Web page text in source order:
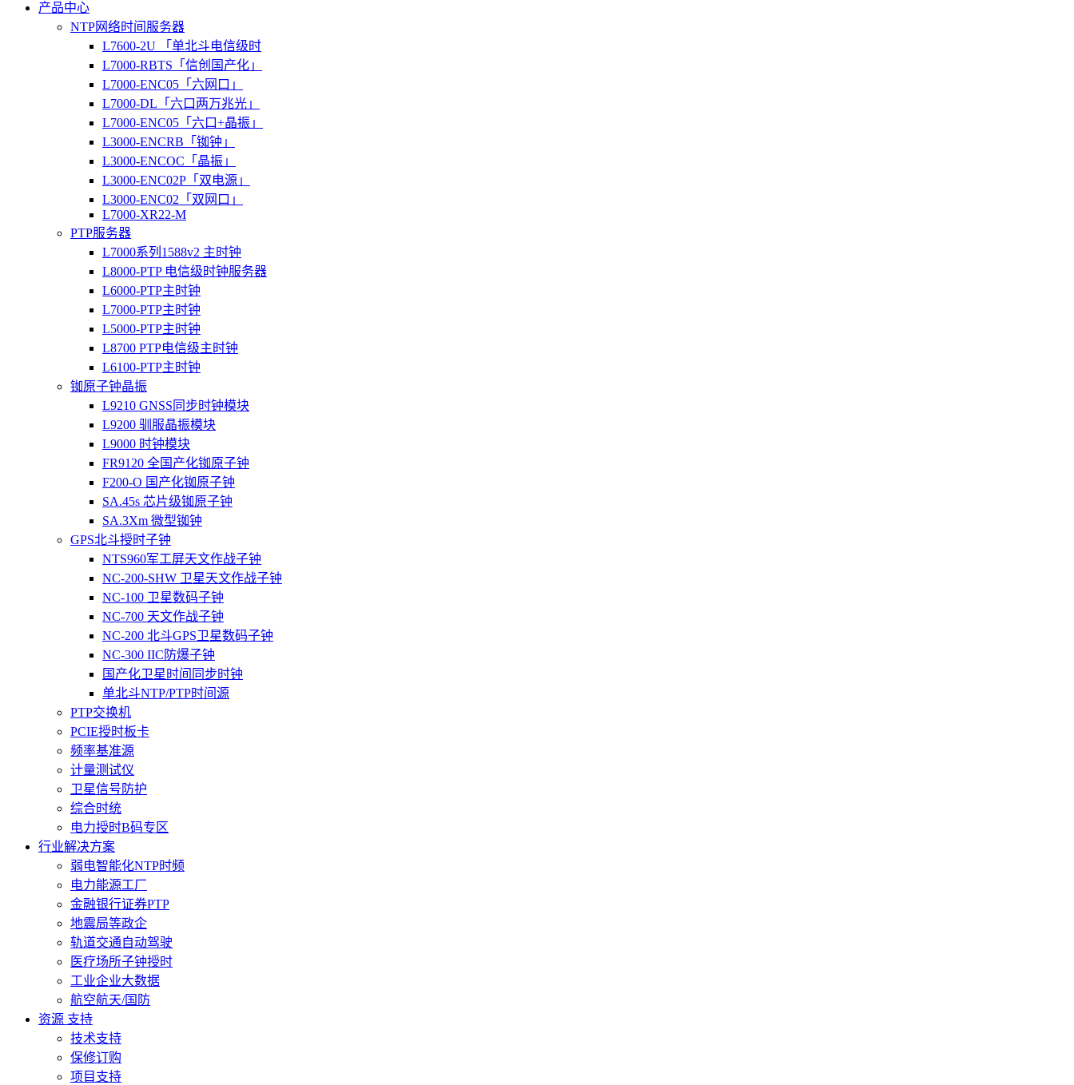
产品中心
NTP网络时间服务器
L7600-2U 「单北斗电信级时
L7000-RBTS「信创国产化」
L7000-ENC05「六网口」
L7000-DL「六口两万兆光」
L7000-ENC05「六口+晶振」
L3000-ENCRB「铷钟」
L3000-ENCOC「晶振」
L3000-ENC02P「双电源」
L3000-ENC02「双网口」
L7000-XR22-M
PTP服务器
L7000系列1588v2 主时钟
L8000-PTP 电信级时钟服务器
L6000-PTP主时钟
L7000-PTP主时钟
L5000-PTP主时钟
L8700 PTP电信级主时钟
L6100-PTP主时钟
铷原子钟晶振
L9210 GNSS同步时钟模块
L9200 驯服晶振模块
L9000 时钟模块
FR9120 全国产化铷原子钟
F200-O 国产化铷原子钟
SA.45s 芯片级铷原子钟
SA.3Xm 微型铷钟
GPS北斗授时子钟
NTS960军工屏天文作战子钟
NC-200-SHW 卫星天文作战子钟
NC-100 卫星数码子钟
NC-700 天文作战子钟
NC-200 北斗GPS卫星数码子钟
NC-300 IIC防爆子钟
国产化卫星时间同步时钟
单北斗NTP/PTP时间源
PTP交换机
PCIE授时板卡
频率基准源
计量测试仪
卫星信号防护
综合时统
电力授时B码专区
行业解决方案
弱电智能化NTP时频
电力能源工厂
金融银行证券PTP
地震局等政企
轨道交通自动驾驶
医疗场所子钟授时
工业企业大数据
航空航天/国防
资源 支持
技术支持
保修订购
项目支持